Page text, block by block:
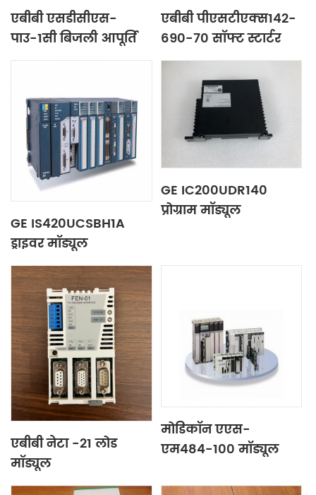
एबीबी एसडीसीएस-
पाउ-1सी बिजली आपूर्ति
एबीबी पीएसटीएक्स142-
690-70 सॉफ्ट स्टार्टर
GE IS420UCSBH1A
ड्राइवर मॉड्यूल
GE IC200UDR140
प्रोग्राम मॉड्यूल
एबीबी नेटा -21 लोड
मॉड्यूल
मोडिकॉन एएस-
एम484-100 मॉड्यूल